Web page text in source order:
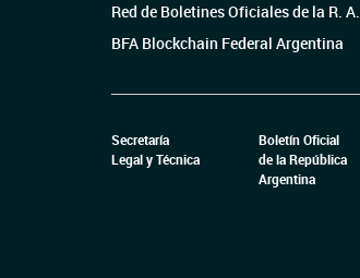
Red de Boletines Oficiales de la R. A.
BFA Blockchain Federal Argentina
Secretaría
Legal y Técnica
Boletín Oficial
de la República
Argentina